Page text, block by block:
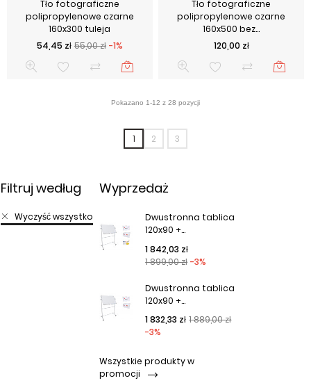
Tło fotograficzne
polipropylenowe czarne
160x300 tuleja
Cena podstawowa
55,00 zł -1%
Cena
54,45 zł
Tło fotograficzne
polipropylenowe czarne
160x500 bez...
Cena
120,00 zł
1 2 3
Filtruj według
Wyczyść wszystko
Wyprzedaż
Dwustronna tablica
120x90 +...
Cena podstawowa
1 899,00 zł -3%
Cena
1 842,03 zł
Dwustronna tablica
120x90 +...
Cena podstawowa
1 889,00 zł
-3%
Cena
1 832,33 zł
Wszystkie produkty w
promocji